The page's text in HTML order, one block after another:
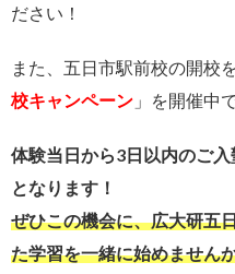
ださい！
また、五日市駅前校の開校
校キャンペーン 」を開催中
体験当日から3日以内のご
となります！
ぜひこの機会に、広大研五
た学習を一緒に始めません